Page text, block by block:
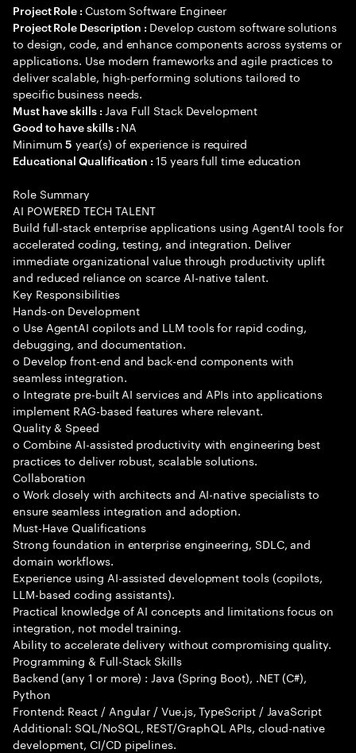
Project Role : Custom Software Engineer
Project Role Description : Develop custom software solutions
to design, code, and enhance components across systems or
applications. Use modern frameworks and agile practices to
deliver scalable, high-performing solutions tailored to
specific business needs.
Must have skills : Java Full Stack Development
Good to have skills : NA
Minimum5 year(s) of experience is required
Educational Qualification :15 years full time education
Role Summary
AI POWERED TECH TALENT
Build full-stack enterprise applications using AgentAI tools for
accelerated coding, testing, and integration. Deliver
immediate organizational value through productivity uplift
and reduced reliance on scarce AI-native talent.
Key Responsibilities
Hands-on Development
o Use AgentAI copilots and LLM tools for rapid coding,
debugging, and documentation.
o Develop front-end and back-end components with
seamless integration.
o Integrate pre-built AI services and APIs into applications
implement RAG-based features where relevant.
Quality & Speed
o Combine AI-assisted productivity with engineering best
practices to deliver robust, scalable solutions.
Collaboration
o Work closely with architects and AI-native specialists to
ensure seamless integration and adoption.
Must-Have Qualifications
Strong foundation in enterprise engineering, SDLC, and
domain workflows.
Experience using AI-assisted development tools (copilots,
LLM-based coding assistants).
Practical knowledge of AI concepts and limitations focus on
integration, not model training.
Ability to accelerate delivery without compromising quality.
Programming & Full-Stack Skills
Backend (any 1 or more) : Java (Spring Boot), .NET (C#),
Python
Frontend: React / Angular / Vue.js, TypeScript / JavaScript
Additional: SQL/NoSQL, REST/GraphQL APIs, cloud-native
development, CI/CD pipelines.